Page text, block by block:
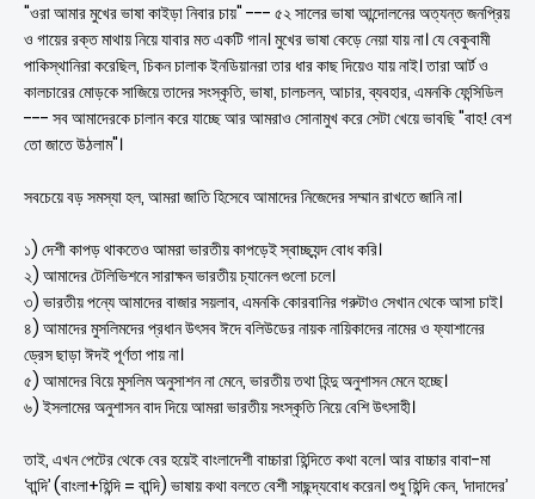
"ওরা আমার মুখের ভাষা কাইড়া নিবার চায়" --- ৫২ সালের ভাষা আন্দোলনের অত্যন্ত জনপ্রিয়
ও গায়ের রক্ত মাথায় নিয়ে যাবার মত একটি গান। মুখের ভাষা কেড়ে নেয়া যায় না। যে বেকুবামী
পাকিস্থানিরা করেছিল, চিকন চালাক ইনডিয়ানরা তার ধার কাছ দিয়েও যায় নাই। তারা আর্ট ও
কালচারের মোড়কে সাজিয়ে তাদের সংস্কৃতি, ভাষা, চালচলন, আচার, ব্যবহার, এমনকি ফেন্সিডিল
--- সব আমাদেরকে চালান করে যাচ্ছে আর আমরাও সোনামুখ করে সেটা খেয়ে ভাবছি "বাহ! বেশ
তো জাতে উঠলাম"।
সবচেয়ে বড় সমস্যা হল, আমরা জাতি হিসেবে আমাদের নিজেদের সম্মান রাখতে জানি না।
১) দেশী কাপড় থাকতেও আমরা ভারতীয় কাপড়েই স্বাচ্ছ্যন্দ বোধ করি।
২) আমাদের টেলিভিশনে সারাক্ষন ভারতীয় চ্যানেল গুলো চলে।
৩) ভারতীয় পন্যে আমাদের বাজার সয়লাব, এমনকি কোরবানির গরুটাও সেখান থেকে আসা চাই।
৪) আমাদের মুসলিমদের প্রধান উৎসব ঈদে বলিউডের নায়ক নায়িকাদের নামের ও ফ্যাশানের
ড্রেস ছাড়া ঈদই পূর্ণতা পায় না।
৫) আমাদের বিয়ে মুসলিম অনুসাশন না মেনে, ভারতীয় তথা হিন্দু অনুশাসন মেনে হচ্ছে।
৬) ইসলামের অনুশাসন বাদ দিয়ে আমরা ভারতীয় সংস্কৃতি নিয়ে বেশি উৎসাহী।
তাই, এখন পেটের থেকে বের হয়েই বাংলাদেশী বাচ্চারা হিন্দিতে কথা বলে। আর বাচ্চার বাবা-মা
‘বান্দি’ (বাংলা+হিন্দি = বান্দি) ভাষায় কথা বলতে বেশী সাছন্দ্যবোধ করেন। শুধু হিন্দি কেন, ‘দাদাদের’